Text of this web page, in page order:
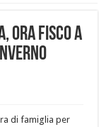
ora fisco a
di famiglia per